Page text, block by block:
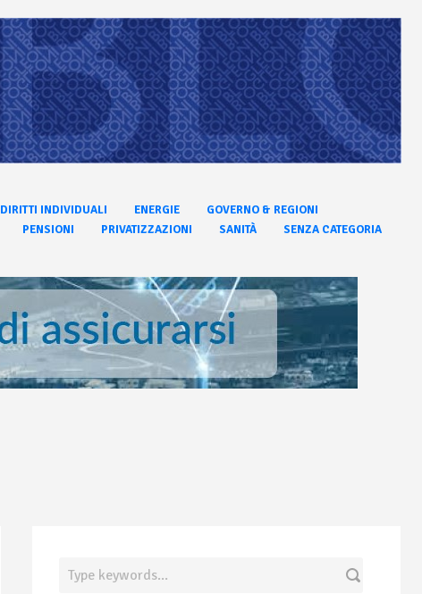
DIRITTI INDIVIDUALI ENERGIE
GOVERNO & REGIONI
PENSIONI PRIVATIZZAZIONI SANITÀ
SENZA CATEGORIA